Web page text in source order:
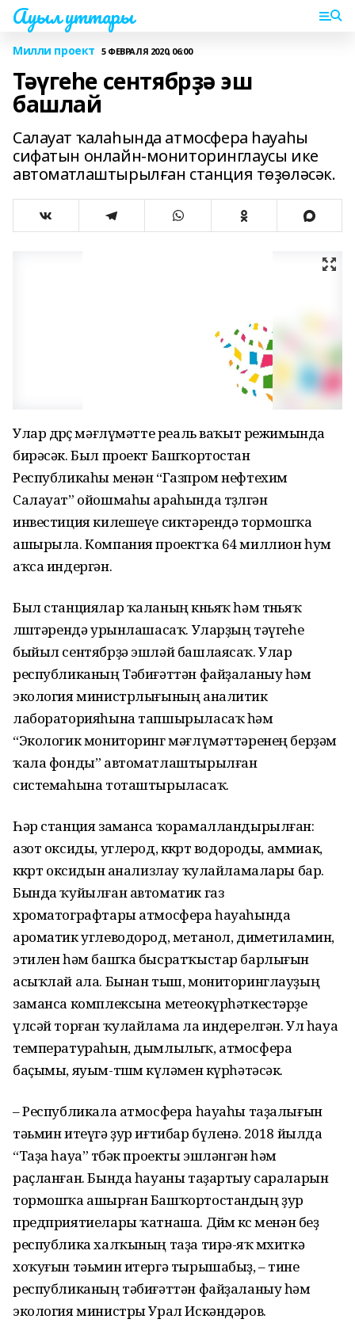
Ауыл уттары
Милли проект 5 ФЕВРАЛЯ 2020, 06:00
Тәүгеһе сентябрҙә эш
башлай
Салауат ҡалаһында атмосфера һауаһы
сифатын онлайн-мониторинглаусы ике
автоматлаштырылған станция төҙөләсәк.
Улар дөрөҫ мәғлүмәтте реаль ваҡыт режимында
бирәсәк. Был проект Башҡортостан
Республикаһы менән “Газпром нефтехим
Салауат” ойошмаһы араһында төҙөлгән
инвестиция килешеүе сиктәрендә тормошҡа
ашырыла. Компания проектҡа 64 миллион һум
аҡса индергән.
Был станциялар ҡаланың көньяҡ һәм төньяҡ
өлөштәрендә урынлашасаҡ. Уларҙың тәүгеһе
быйыл сентябрҙә эшләй башлаясаҡ. Улар
республиканың Тәбиғәттән файҙаланыу һәм
экология министрлығының аналитик
лабораторияһына тапшырыласаҡ һәм
“Экологик мониторинг мәғлүмәттәренең берҙәм
ҡала фонды” автоматлаштырылған
системаһына тоташтырыласаҡ.
Һәр станция заманса ҡорамалландырылған:
азот оксиды, углерод, көкөрт водороды, аммиак,
көкөрт оксидын анализлау ҡулайламалары бар.
Бында ҡуйылған автоматик газ
хроматографтары атмосфера һауаһында
ароматик углеводород, метанол, диметиламин,
этилен һәм башҡа бысратҡыстар барлығын
асыҡлай ала. Бынан тыш, мониторинглауҙың
заманса комплексына метеокүрһәткестәрҙе
үлсәй торған ҡулайлама ла индерелгән. Ул һауа
температураһын, дымлылыҡ, атмосфера
баҫымы, яуым-төшөм күләмен күрһәтәсәк.
– Республикала атмосфера һауаһы таҙалығын
тәьмин итеүгә ҙур иғтибар бүленә. 2018 йылда
“Таҙа һауа” төбәк проекты эшләнгән һәм
раҫланған. Бында һауаны таҙартыу сараларын
тормошҡа ашырған Башҡортостандың ҙур
предприятиелары ҡатнаша. Дөйөм көс менән беҙ
республика халҡының таҙа тирә-яҡ мөхиткә
хоҡуғын тәьмин итергә тырышабыҙ, – тине
республиканың тәбиғәттән файҙаланыу һәм
экология министры Урал Искәндәров.